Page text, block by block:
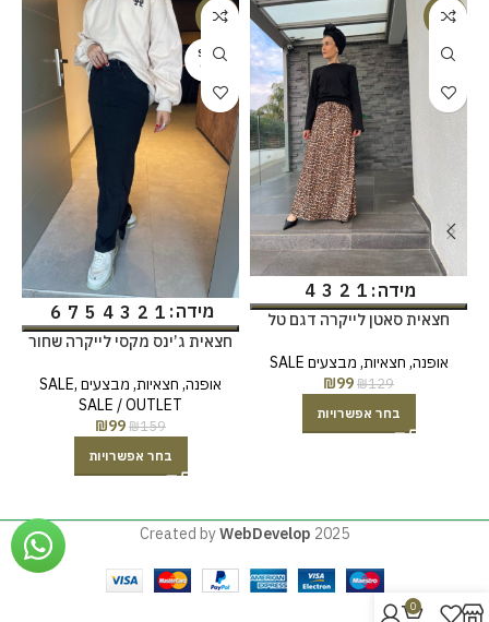
-23%
מידה 1
2
3
4
חצאית סאטן לייקרה דגם טל
אופנה, חצאיות, מבצעים SALE
₪129
₪99
בחר אפשרויות
-38%
SOLD
OUT
מידה 1
2
3
4
5
7
6
חצאית ג’ינס מקסי לייקרה שחור
אופנה, חצאיות, מבצעים SALE ,
SALE / OUTLET
₪159
₪99
בחר אפשרויות
Created byWebDevelop 2025
0